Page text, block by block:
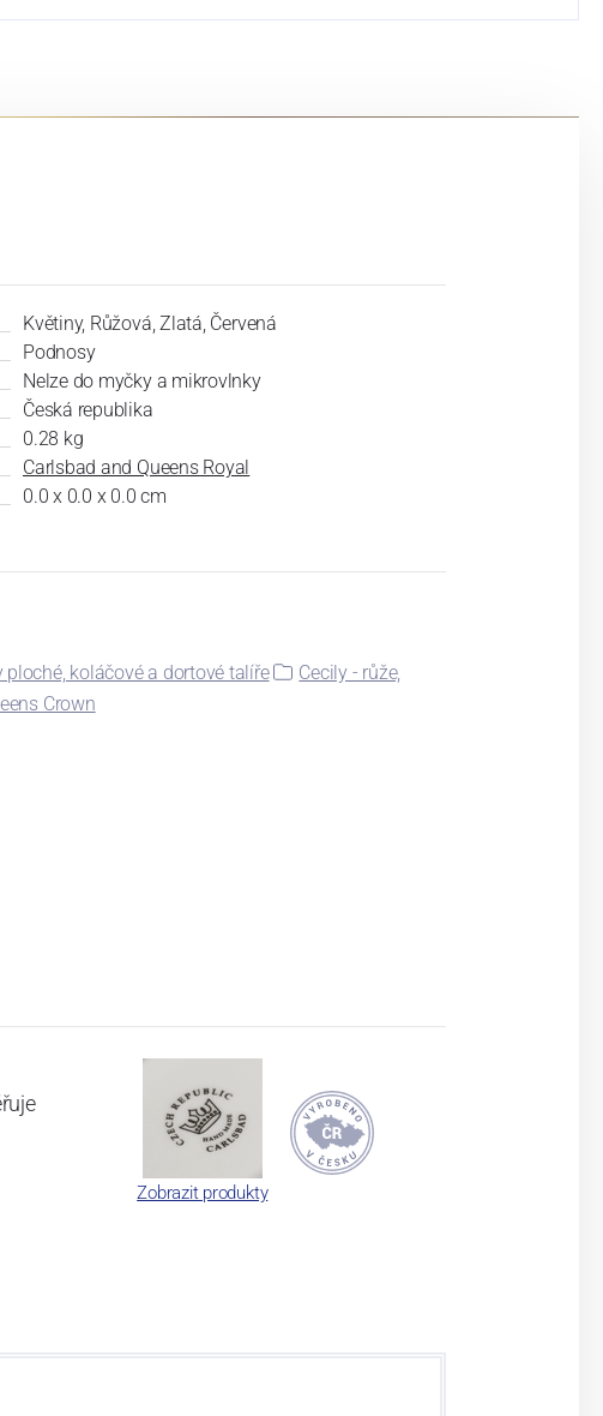
Květiny, Růžová, Zlatá, Červená
Podnosy
Nelze do myčky a mikrovlnky
Česká republika
0.28 kg
Carlsbad and Queens Royal
0.0 x 0.0 x 0.0 cm
ploché, koláčové a dortové talíře
Cecily - růže,
Crown
Zobrazit produkty